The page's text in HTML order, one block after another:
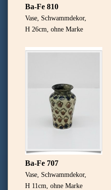
Ba-Fe 810
Vase, Schwammdekor,
H 26cm, ohne Marke
Ba-Fe 707
Vase, Schwammdekor,
H 11cm, ohne Marke